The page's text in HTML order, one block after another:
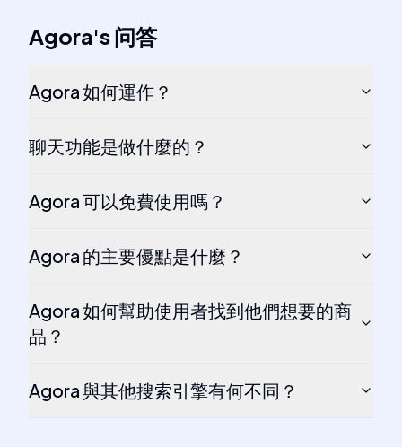
Agora's问答
Agora 如何運作？
聊天功能是做什麼的？
Agora 可以免費使用嗎？
Agora 的主要優點是什麼？
Agora 如何幫助使用者找到他們想要的商
品？
Agora 與其他搜索引擎有何不同？